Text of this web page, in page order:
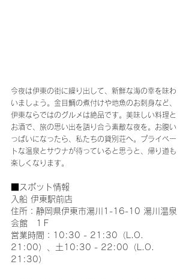
今夜は伊東の街に繰り出して、新鮮な海の幸を味わ
いましょう。金目鯛の煮付けや地魚のお刺身など、
伊東ならではのグルメは絶品です。美味しい料理と
お酒で、旅の思い出を語り合う素敵な夜を。お腹い
っぱいになったら、私たちの貸別荘へ。プライベー
トな温泉とサウナが待っていると思うと、帰り道も
楽しくなります。
■スポット情報
入船 伊東駅前店
住所：静岡県伊東市湯川1-16-10 湯川温泉
会館　1Ｆ
営業時間：10:30 - 21:30（L.O.
21:00）、土10:30 - 22:00（L.O.
21:30）